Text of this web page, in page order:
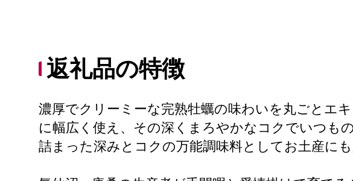
返礼品の特徴
濃厚でクリーミーな完熟牡蠣の味わいを丸ごとエ
に幅広く使え、その深くまろやかなコクでいつも
詰まった深みとコクの万能調味料としてお土産に